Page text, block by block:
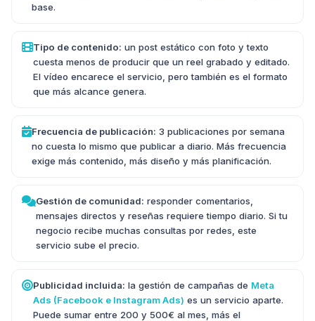
base.
Tipo de contenido: un post estático con foto y texto
cuesta menos de producir que un reel grabado y editado.
El vídeo encarece el servicio, pero también es el formato
que más alcance genera.
Frecuencia de publicación: 3 publicaciones por semana
no cuesta lo mismo que publicar a diario. Más frecuencia
exige más contenido, más diseño y más planificación.
Gestión de comunidad: responder comentarios,
mensajes directos y reseñas requiere tiempo diario. Si tu
negocio recibe muchas consultas por redes, este
servicio sube el precio.
Publicidad incluida: la gestión de campañas de Meta
Ads (Facebook e Instagram Ads) es un servicio aparte.
Puede sumar entre 200 y 500€ al mes, más el